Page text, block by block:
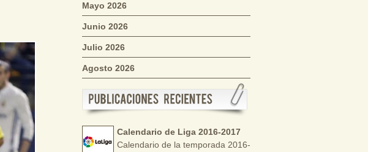
Mayo 2026
Junio 2026
Julio 2026
Agosto 2026
Calendario de Liga 2016-2017
Calendario de la temporada 2016-